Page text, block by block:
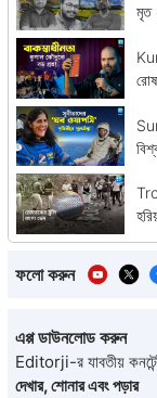
মৃত
ফলো করুন
এপ্প ডাউনলোড করুন
Editorji-র যাবতীয়
দেখার, শোনার এবং পড়ার